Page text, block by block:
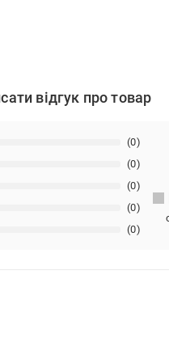
відгук про товар
(0)
(0)
(0)
(0)
(0)